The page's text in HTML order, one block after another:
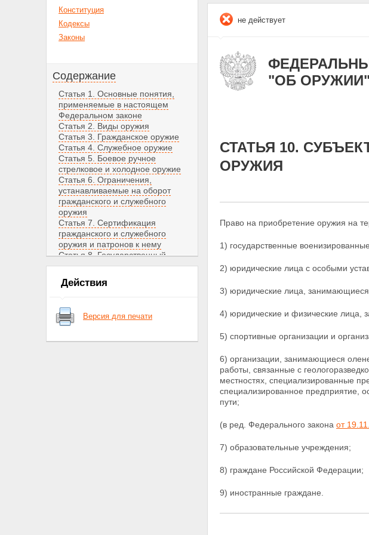
Конституция
Кодексы
Законы
Содержание
Статья 1. Основные понятия,
применяемые в настоящем
Федеральном законе
Статья 2. Виды оружия
Статья 3. Гражданское оружие
Статья 4. Служебное оружие
Статья 5. Боевое ручное
стрелковое и холодное оружие
Статья 6. Ограничения,
устанавливаемые на оборот
гражданского и служебного
оружия
Статья 7. Сертификация
гражданского и служебного
оружия и патронов к нему
Статья 8. Государственный
кадастр гражданского и
служебного оружия и патронов к
нему
приобретения оружия и патронов
к нему
производства оружия и основных
Действия
Версия для печати
не действует
"ОБ ОРУЖИИ"
СТАТЬЯ 10.
ОРУЖИЯ
Право на приобретение оружия на
1) государственные
2) юридические лица с особыми
3) юридические лица,
4) юридические и физические лица,
5) спортивные организации и
6) организации, занимающиеся
работы, связанные с
местностях, специализированные
специализированное предприятие,
пути;
(в ред. Федерального закона от
7) образовательные учреждения;
8) граждане Российской Федерации;
9) иностранные граждане.